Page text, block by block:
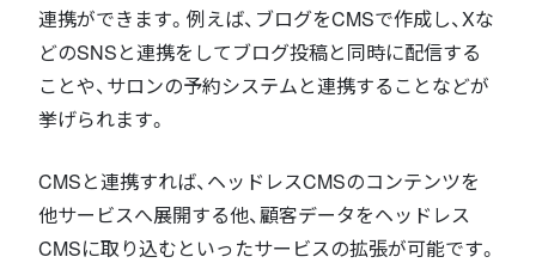
連携ができます。例えば、ブログをCMSで作成し、Xな
どのSNSと連携をしてブログ投稿と同時に配信する
ことや、サロンの予約システムと連携することなどが
挙げられます。
CMSと連携すれば、ヘッドレスCMSのコンテンツを
他サービスへ展開する他、顧客データをヘッドレス
CMSに取り込むといったサービスの拡張が可能です。